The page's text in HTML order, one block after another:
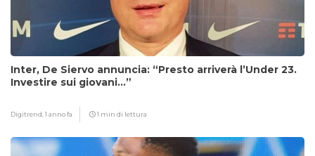
Inter, De Siervo annuncia: “Presto arriverà l’Under 23.
Investire sui giovani…”
Digitrend,1 anno fa 1 min di lettura